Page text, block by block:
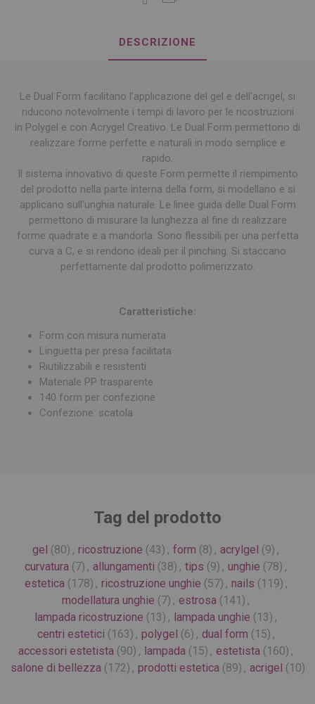
DESCRIZIONE
Le Dual Form facilitano l'applicazione del gel e dell'acrigel, si
riducono notevolmente i tempi di lavoro per le ricostruzioni
in Polygel e con Acrygel Creativo. Le Dual Form permettono di
realizzare forme perfette e naturali in modo semplice e
rapido.
Il sistema innovativo di queste Form permette il riempimento
del prodotto nella parte interna della form, si modellano e si
applicano sull'unghia naturale. Le linee guida delle Dual Form
permettono di misurare la lunghezza al fine di realizzare
forme quadrate e a mandorla. Sono flessibili per una perfetta
curva a C, e si rendono ideali per il pinching. Si staccano
perfettamente dal prodotto polimerizzato.
Caratteristiche:
Form con misura numerata
Linguetta per presa facilitata
Riutilizzabili e resistenti
Materiale PP trasparente
140 form per confezione
Confezione: scatola
Tag del prodotto
gel (80) , ricostruzione (43) , form (8) , acrylgel (9) ,
curvatura (7) , allungamenti (38) , tips (9) , unghie (78) ,
estetica (178) , ricostruzione unghie (57) , nails (119) ,
modellatura unghie (7) , estrosa (141) ,
lampada ricostruzione (13) , lampada unghie (13) ,
centri estetici (163) , polygel (6) , dual form (15) ,
accessori estetista (90) , lampada (15) , estetista (160) ,
salone di bellezza (172) , prodotti estetica (89) , acrigel (10)